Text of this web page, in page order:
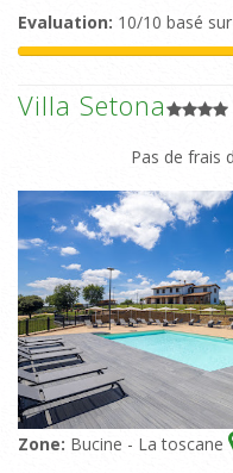
Evaluation: 10/10 basé
Villa Setona
Pas de frais
Zone: Bucine - La toscane